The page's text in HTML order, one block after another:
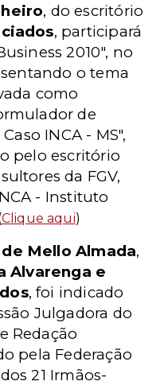
, do escritório
, participará
2010", no
o tema
como
de
INCA - MS",
pelo escritório
da FGV,
- Instituto
Clique aqui)
Mello Almada,
Alvarenga e
, foi indicado
Julgadora do
Redação
pela Federação
21 Irmãos-